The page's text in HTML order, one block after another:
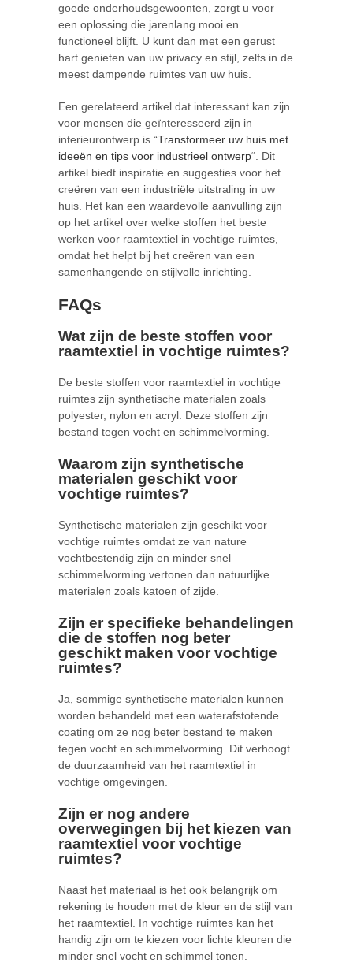
goede onderhoudsgewoonten, zorgt u voor
een oplossing die jarenlang mooi en
functioneel blijft. U kunt dan met een gerust
hart genieten van uw privacy en stijl, zelfs in de
meest dampende ruimtes van uw huis.
Een gerelateerd artikel dat interessant kan zijn
voor mensen die geïnteresseerd zijn in
interieurontwerp is “Transformeer uw huis met
ideeën en tips voor industrieel ontwerp“. Dit
artikel biedt inspiratie en suggesties voor het
creëren van een industriële uitstraling in uw
huis. Het kan een waardevolle aanvulling zijn
op het artikel over welke stoffen het beste
werken voor raamtextiel in vochtige ruimtes,
omdat het helpt bij het creëren van een
samenhangende en stijlvolle inrichting.
FAQs
Wat zijn de beste stoffen voor
raamtextiel in vochtige ruimtes?
De beste stoffen voor raamtextiel in vochtige
ruimtes zijn synthetische materialen zoals
polyester, nylon en acryl. Deze stoffen zijn
bestand tegen vocht en schimmelvorming.
Waarom zijn synthetische
materialen geschikt voor
vochtige ruimtes?
Synthetische materialen zijn geschikt voor
vochtige ruimtes omdat ze van nature
vochtbestendig zijn en minder snel
schimmelvorming vertonen dan natuurlijke
materialen zoals katoen of zijde.
Zijn er specifieke behandelingen
die de stoffen nog beter
geschikt maken voor vochtige
ruimtes?
Ja, sommige synthetische materialen kunnen
worden behandeld met een waterafstotende
coating om ze nog beter bestand te maken
tegen vocht en schimmelvorming. Dit verhoogt
de duurzaamheid van het raamtextiel in
vochtige omgevingen.
Zijn er nog andere
overwegingen bij het kiezen van
raamtextiel voor vochtige
ruimtes?
Naast het materiaal is het ook belangrijk om
rekening te houden met de kleur en de stijl van
het raamtextiel. In vochtige ruimtes kan het
handig zijn om te kiezen voor lichte kleuren die
minder snel vocht en schimmel tonen.